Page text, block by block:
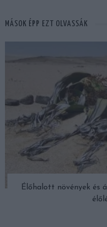
MÁSOK ÉPP EZT OLVASSÁK
Élőhalott növények és